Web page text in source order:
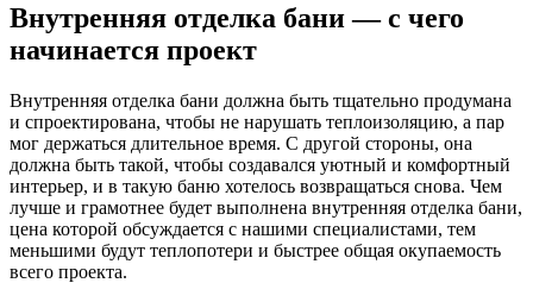
Внутренняя отделка бани — с чего
начинается проект
Внутренняя отделка бани должна быть тщательно продумана
и спроектирована, чтобы не нарушать теплоизоляцию, а пар
мог держаться длительное время. С другой стороны, она
должна быть такой, чтобы создавался уютный и комфортный
интерьер, и в такую баню хотелось возвращаться снова. Чем
лучше и грамотнее будет выполнена внутренняя отделка бани,
цена которой обсуждается с нашими специалистами, тем
меньшими будут теплопотери и быстрее общая окупаемость
всего проекта.